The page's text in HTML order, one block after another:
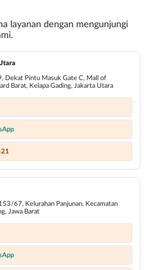
layanan dengan mengunjungi
Dekat Pintu Masuk Gate C, Mall of
Barat, Kelapa Gading, Jakarta Utara
67, Kelurahan Panjunan, Kecamatan
Jawa Barat